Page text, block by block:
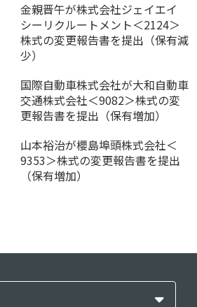
金親晋午が株式会社ジェイエイ
シーリクルートメント＜2124＞
株式の変更報告書を提出（保有減
少）
国際自動車株式会社が大和自動車
交通株式会社＜9082＞株式の変
更報告書を提出（保有増加）
山本裕治が櫻島埠頭株式会社＜
9353＞株式の変更報告書を提出
（保有増加）